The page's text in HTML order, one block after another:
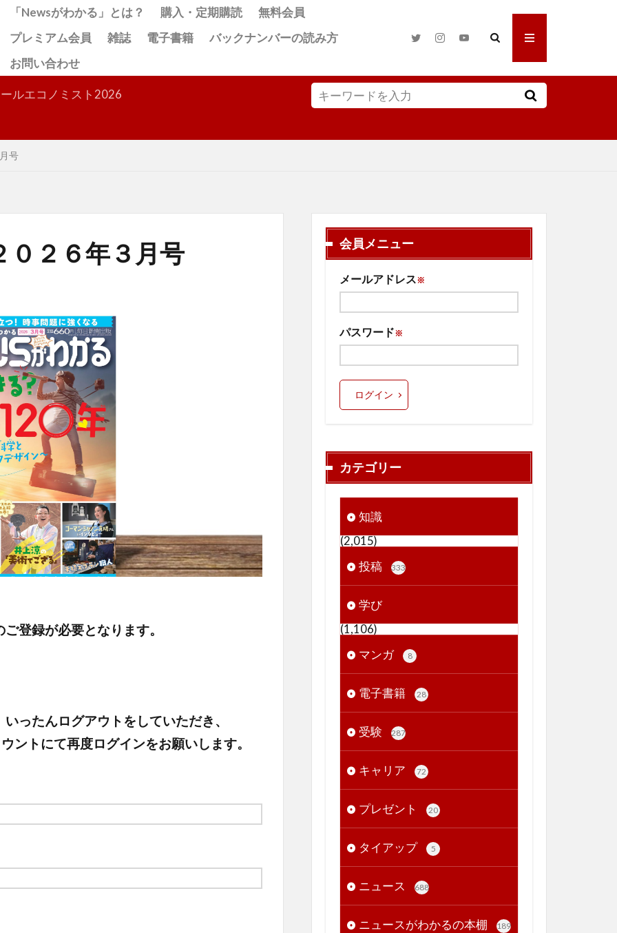
「Newsがわかる」とは？ 購入・定期購読
無料会員
プレミアム会員
雑誌 電子書籍
バックナンバーの読み方
お問い合わせ
ルエコノミスト2026
号
２６年３月号
登録が必要となります。
ったんログアウトをしていただき、
ントにて再度ログインをお願いします。
会員メニュー
メールアドレス※
パスワード※
ログイン
カテゴリー
知識
(2,015)
投稿
333
学び
(1,106)
マンガ
8
電子書籍 28
受験 287
キャリア 72
プレゼント 20
タイアップ 5
ニュース 688
ニュースがわかるの本棚 189
検索